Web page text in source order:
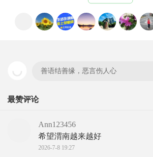
善语结善缘，恶言伤人心
最赞评论
Ann123456
希望渭南越来越好
2026-7-8 19:27